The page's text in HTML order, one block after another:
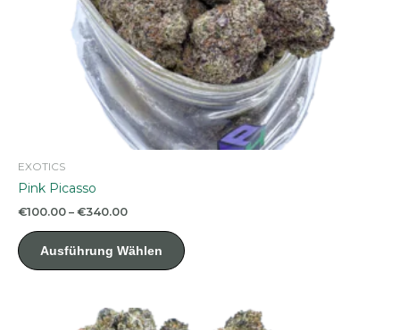
EXOTICS
Pink Picasso
€100.00 – €340.00Preisspanne:
€340.00
Ausführung Wählen
Produkt
Varianten